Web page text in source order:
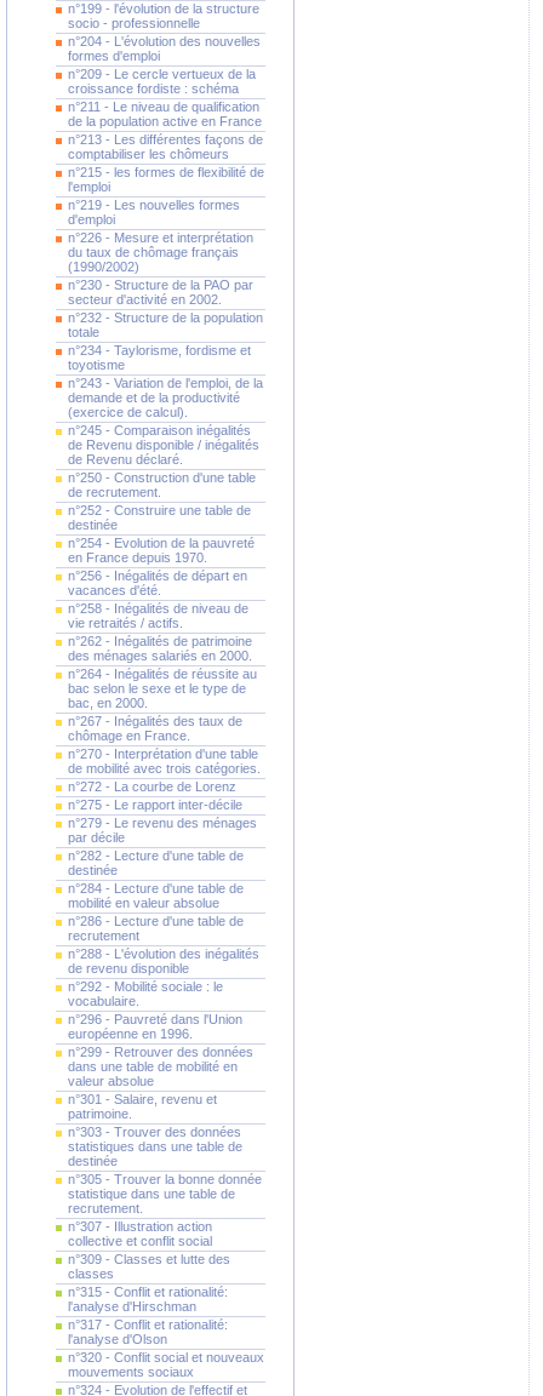
n°199 - l'évolution de la structure
socio - professionnelle
n°204 - L'évolution des nouvelles
formes d'emploi
n°209 - Le cercle vertueux de la
croissance fordiste : schéma
n°211 - Le niveau de qualification
de la population active en France
n°213 - Les différentes façons de
comptabiliser les chômeurs
n°215 - les formes de flexibilité de
l'emploi
n°219 - Les nouvelles formes
d'emploi
n°226 - Mesure et interprétation
du taux de chômage français
(1990/2002)
n°230 - Structure de la PAO par
secteur d'activité en 2002.
n°232 - Structure de la population
totale
n°234 - Taylorisme, fordisme et
toyotisme
n°243 - Variation de l'emploi, de la
demande et de la productivité
(exercice de calcul).
n°245 - Comparaison inégalités
de Revenu disponible / inégalités
de Revenu déclaré.
n°250 - Construction d'une table
de recrutement.
n°252 - Construire une table de
destinée
n°254 - Evolution de la pauvreté
en France depuis 1970.
n°256 - Inégalités de départ en
vacances d'été.
n°258 - Inégalités de niveau de
vie retraités / actifs.
n°262 - Inégalités de patrimoine
des ménages salariés en 2000.
n°264 - Inégalités de réussite au
bac selon le sexe et le type de
bac, en 2000.
n°267 - Inégalités des taux de
chômage en France.
n°270 - Interprétation d'une table
de mobilité avec trois catégories.
n°272 - La courbe de Lorenz
n°275 - Le rapport inter-décile
n°279 - Le revenu des ménages
par décile
n°282 - Lecture d'une table de
destinée
n°284 - Lecture d'une table de
mobilité en valeur absolue
n°286 - Lecture d'une table de
recrutement
n°288 - L'évolution des inégalités
de revenu disponible
n°292 - Mobilité sociale : le
vocabulaire.
n°296 - Pauvreté dans l'Union
européenne en 1996.
n°299 - Retrouver des données
dans une table de mobilité en
valeur absolue
n°301 - Salaire, revenu et
patrimoine.
n°303 - Trouver des données
statistiques dans une table de
destinée
n°305 - Trouver la bonne donnée
statistique dans une table de
recrutement.
n°307 - Illustration action
collective et conflit social
n°309 - Classes et lutte des
classes
n°315 - Conflit et rationalité:
l'analyse d'Hirschman
n°317 - Conflit et rationalité:
l'analyse d'Olson
n°320 - Conflit social et nouveaux
mouvements sociaux
n°324 - Evolution de l'effectif et